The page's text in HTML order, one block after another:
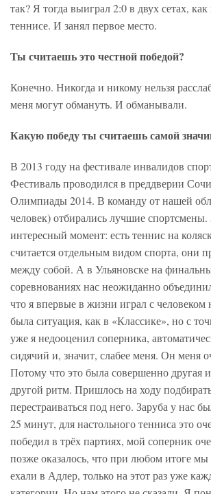
так? Я тогда выиграл 2:0 в двух сетах,
теннисе. И занял первое место.
Ты считаешь это честной победой?
Конечно. Никогда и никому нельзя
меня могут обмануть. И обманывали.
Какую победу ты считаешь самой
В 2013 году на фестивале инвалидов
Фестиваль проводился в преддверии
Олимпиады 2014. В команду от нашей
человек) отбирались лучшие спортсмены.
интересный момент: есть теннис на
считается отдельным видом спорта, они
между собой. А в Ульяновске на
соревнованиях нас неожиданно
что я впервые в жизни играл с человеком
была ситуация, как в «Классике», но с
уже я недооценил соперника,
сидячий и, значит, слабее меня. Он меня
Потому что это была совершенно другая
другой ритм. Пришлось на ходу
перестраиваться под него. Заруба у нас
25 минут, для настольного тенниса это
победил в трёх партиях, мой соперник
позже оказалось, что при любом итоге мы
ехали в Адлер, только на этот раз уже